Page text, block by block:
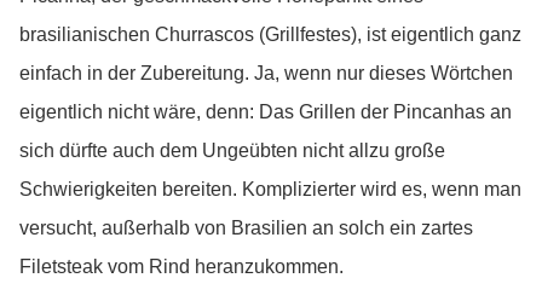
brasilianischen Churrascos (Grillfestes), ist eigentlich ganz
einfach in der Zubereitung. Ja, wenn nur dieses Wörtchen
eigentlich nicht wäre, denn: Das Grillen der Pincanhas an
sich dürfte auch dem Ungeübten nicht allzu große
Schwierigkeiten bereiten. Komplizierter wird es, wenn man
versucht, außerhalb von Brasilien an solch ein zartes
Filetsteak vom Rind heranzukommen.